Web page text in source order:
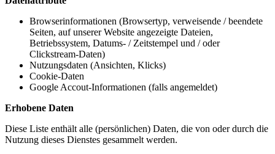
Browserinformationen (Browsertyp, verweisende / beendete
Seiten, auf unserer Website angezeigte Dateien,
Betriebssystem, Datums- / Zeitstempel und / oder
Clickstream-Daten)
Nutzungsdaten (Ansichten, Klicks)
Cookie-Daten
Google Accout-Informationen (falls angemeldet)
Erhobene Daten
Diese Liste enthält alle (persönlichen) Daten, die von oder durch die
Nutzung dieses Dienstes gesammelt werden.